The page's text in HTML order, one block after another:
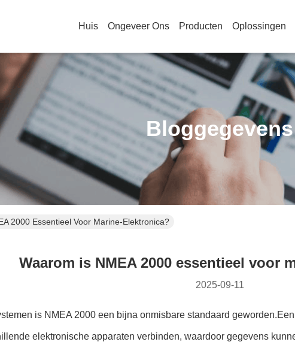
Huis Ongeveer Ons Producten Oplossingen
Bloggegevens
2000 Essentieel Voor Marine-Elektronica?
Waarom is NMEA 2000 essentieel voor
2025-09-11
is NMEA 2000 een bijna onmisbare standaard
elektronische apparaten verbinden, waardoor gegevens